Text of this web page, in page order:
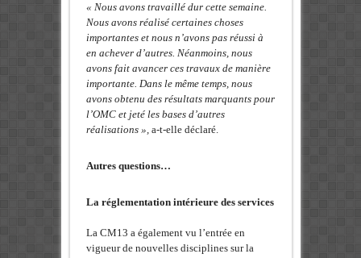
« Nous avons travaillé dur cette semaine.
Nous avons réalisé certaines choses
importantes et nous n’avons pas réussi à
en achever d’autres. Néanmoins, nous
avons fait avancer ces travaux de manière
importante. Dans le même temps, nous
avons obtenu des résultats marquants pour
l’OMC et jeté les bases d’autres
réalisations »,a-t-elle déclaré.
Autres questions…
La réglementation intérieure des services
La CM13 a également vu l’entrée en
vigueur de nouvelles disciplines sur la